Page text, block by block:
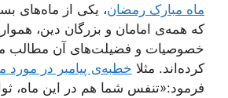
ماه مبارک رمضان، یکی از ماه‌های
که همه‌ی امامان و بزرگان دین،
خصوصیات و فضیلت‌های آن مطالب
کرده‌اند. مثلا خطبه‌ی پیامبر در مورد
فرمود:«تنفس شما هم در این ماه،